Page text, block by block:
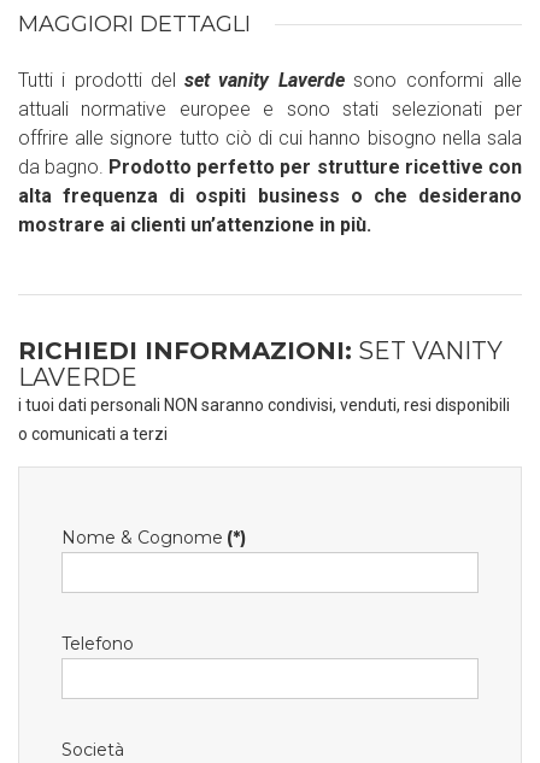
MAGGIORI DETTAGLI
Tutti i prodotti del set vanity Laverde sono conformi alle
attuali normative europee e sono stati selezionati per
offrire alle signore tutto ciò di cui hanno bisogno nella sala
da bagno. Prodotto perfetto per strutture ricettive con
alta frequenza di ospiti business o che desiderano
mostrare ai clienti un’attenzione in più.
RICHIEDI INFORMAZIONI: SET VANITY
LAVERDE
i tuoi dati personali NON saranno condivisi, venduti, resi disponibili
o comunicati a terzi
Nome & Cognome (*)
Telefono
Società